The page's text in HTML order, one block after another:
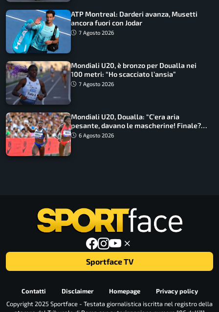
ATP Montreal: Darderi avanza, Musetti
ancora fuori con Jodar
7 Agosto 2026
Mondiali U20, è bronzo per Doualla nei
100 metri: “Ho scacciato l’ansia”
7 Agosto 2026
Mondiali U20, Doualla: “C’era aria
pesante, davano le mascherine! Finale?
Non ho nulla da perdere”
6 Agosto 2026
Sportface TV
Contatti Disclaimer Homepage
Privacy policy
Copyright 2025 Sportface - Testata giornalistica iscritta nel registro della